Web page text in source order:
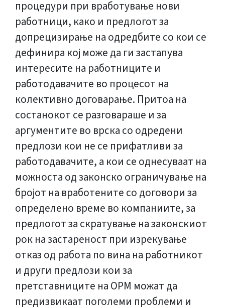
процедури при вработување нови
работници, како и предлогот за
допрецизирање на одредбите со кои се
дефинира кој може да ги застапува
интересите на работниците и
работодавачите во процесот на
колективно договарање. Притоа на
состанокот се разговараше и за
аргументите во врска со одредени
предлози кои не се прифатливи за
работодавачите, а кои се однесуваат на
можноста од законско ограничување на
бројот на вработените со договори за
определено време во компаниите, за
предлогот за скратување на законскиот
рок на застареност при изрекување
отказ од работа по вина на работникот
и други предлози кои за
претставниците на ОРМ можат да
предизвикаат поголеми проблеми и